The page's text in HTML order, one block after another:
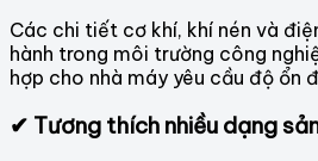
Các chi tiết cơ khí, khí nén và
hành trong môi trường công
hợp cho nhà máy yêu cầu độ ổn
✔ Tương thích nhiều dạng